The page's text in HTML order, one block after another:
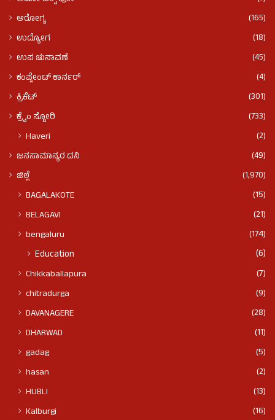
ಆರೋಗ್ಯ
(165)
ಉದ್ಯೋಗ
(18)
ಉಪ ಚುನಾವಣೆ
(45)
ಕಂಪ್ಲೇಂಟ್ ಕಾರ್ನರ್
(4)
ಕ್ರಿಕೆಟ್
(301)
ಕ್ರೈಂ ಸ್ಟೋರಿ
(733)
Haveri (2)
ಜನಸಾಮಾನ್ಯರ ದನಿ
(49)
ಜಿಲ್ಲೆ
(1,970)
BAGALAKOTE
(15)
BELAGAVI
(21)
bengaluru
(174)
Education (6)
Chikkaballapura
(7)
chitradurga
(9)
DAVANAGERE
(28)
DHARWAD
(11)
gadag
(5)
hasan
(2)
HUBLI
(13)
Kalburgi
(16)